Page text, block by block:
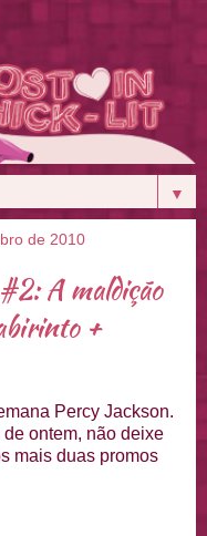
▼
de 2010
A maldição
+
Percy Jackson.
ontem, não deixe
mais duas promos